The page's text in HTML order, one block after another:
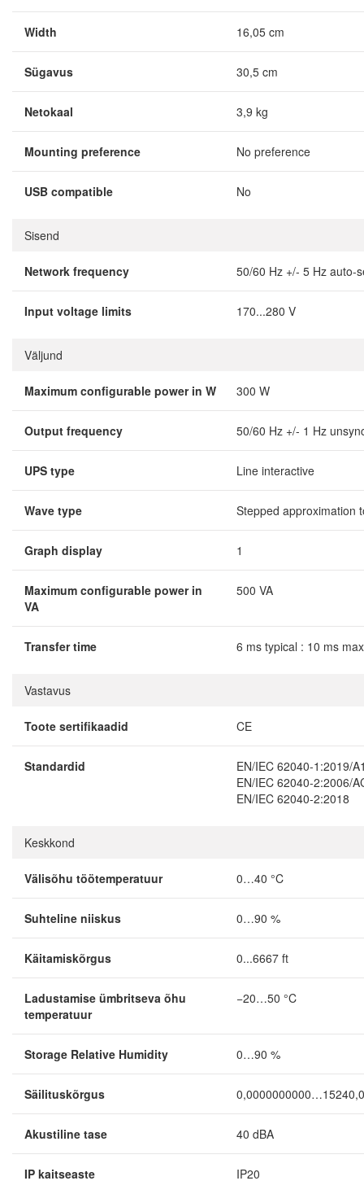
Width 16,05 cm
Sügavus 30,5 cm
Netokaal 3,9 kg
Mounting preference No preference
USB compatible No
Sisend
Network frequency 50/60 Hz +/- 5 Hz auto-
Input voltage limits 170...280 V
Väljund
Maximum configurable power in W 300 W
Output frequency 50/60 Hz +/- 1 Hz
UPS type Line interactive
Wave type Stepped approximation
Graph display 1
Maximum configurable power in
VA
500 VA
Transfer time 6 ms typical : 10 ms
Vastavus
Toote sertifikaadid CE
Standardid
EN/IEC 62040-1:2019/
EN/IEC 62040-2:2006/
EN/IEC 62040-2:2018
Keskkond
Välisõhu töötemperatuur 0…40 °C
Suhteline niiskus 0…90 %
Käitamiskõrgus 0...6667 ft
Ladustamise ümbritseva õhu
temperatuur
−20…50 °C
Storage Relative Humidity 0…90 %
Säilituskõrgus
Akustiline tase 40 dBA
IP kaitseaste IP20